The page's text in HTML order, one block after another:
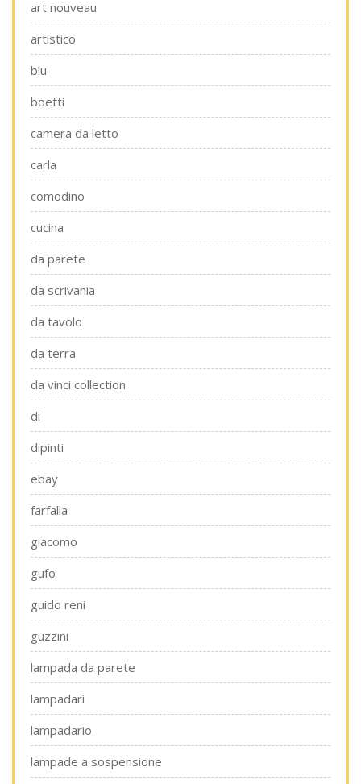
art nouveau
artistico
blu
boetti
camera da letto
carla
comodino
cucina
da parete
da scrivania
da tavolo
da terra
da vinci collection
di
dipinti
ebay
farfalla
giacomo
gufo
guido reni
guzzini
lampada da parete
lampadari
lampadario
lampade a sospensione